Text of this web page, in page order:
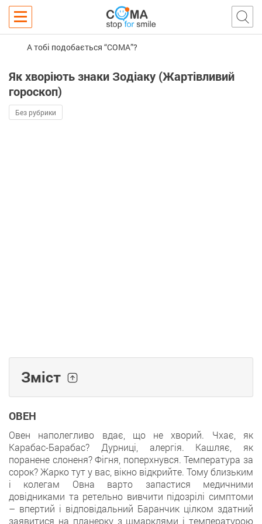
А тобі подобається “COMA”?
Як хворіють знаки Зодіаку (Жартівливий
гороскоп)
Без рубрики
Зміст
ОВЕН
Овен наполегливо вдає, що не хворий. Чхає, як
Карабас-Барабас? Дурниці, алергія. Кашляє, як
поранене слоненя? Фігня, поперхнувся. Температура за
сорок? Жарко тут у вас, вікно відкрийте. Тому близьким
і колегам Овна варто запастися медичними
довідниками та ретельно вивчити підозрілі симптоми
– впертий і відповідальний Баранчик цілком здатний
заявитися на планерку з шмарклями і температурою